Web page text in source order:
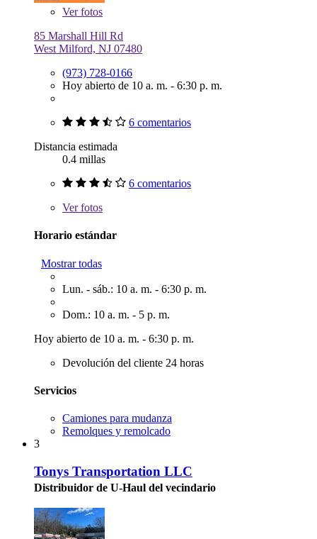
Verfotos
85 Marshall Hill Rd
West Milford, NJ 07480
(973) 728-0166
Hoy abierto de 10 a. m. - 6:30 p. m.
6 comentarios
Distancia estimada
0.4 millas
6 comentarios
Verfotos
Horario estándar
Mostrar todas
Lun. - sáb.: 10 a. m. - 6:30 p. m.
Dom.: 10 a. m. - 5 p. m.
Hoy abierto de 10 a. m. - 6:30 p. m.
Devolución del cliente 24 horas
Servicios
Camiones para mudanza
Remolques y remolcado
3
Tonys Transportation LLC
Distribuidor de U-Haul del vecindario